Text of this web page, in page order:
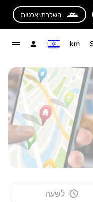
השכרת יאכטות
km
לשעה